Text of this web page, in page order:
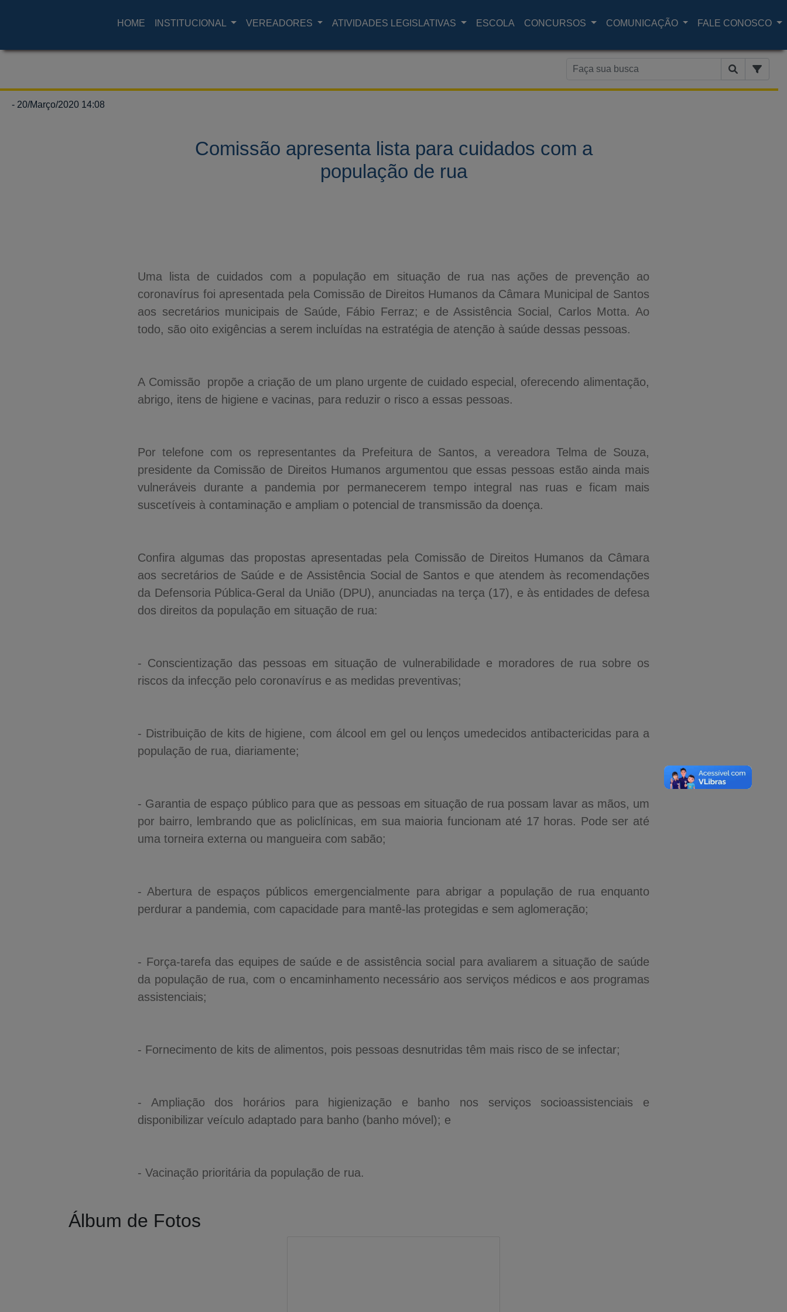
HOME INSTITUCIONAL VEREADORES ATIVIDADES LEGISLATIVAS ESCOLA CONCURSOS COMUNICAÇÃO FALE CONOSCO
- 20/Março/2020 14:08
Comissão apresenta lista para cuidados com a
população de rua
Uma lista de cuidados com a população em situação de rua nas ações de prevenção ao
coronavírus foi apresentada pela Comissão de Direitos Humanos da Câmara Municipal de Santos
aos secretários municipais de Saúde, Fábio Ferraz; e de Assistência Social, Carlos Motta. Ao
todo, são oito exigências a serem incluídas na estratégia de atenção à saúde dessas pessoas.
A Comissão propõe a criação de um plano urgente de cuidado especial, oferecendo alimentação,
abrigo, itens de higiene e vacinas, para reduzir o risco a essas pessoas.
Por telefone com os representantes da Prefeitura de Santos, a vereadora Telma de Souza,
presidente da Comissão de Direitos Humanos argumentou que essas pessoas estão ainda mais
vulneráveis durante a pandemia por permanecerem tempo integral nas ruas e ficam mais
suscetíveis à contaminação e ampliam o potencial de transmissão da doença.
Confira algumas das propostas apresentadas pela Comissão de Direitos Humanos da Câmara
aos secretários de Saúde e de Assistência Social de Santos e que atendem às recomendações
da Defensoria Pública-Geral da União (DPU), anunciadas na terça (17), e às entidades de defesa
dos direitos da população em situação de rua:
- Conscientização das pessoas em situação de vulnerabilidade e moradores de rua sobre os
riscos da infecção pelo coronavírus e as medidas preventivas;
- Distribuição de kits de higiene, com álcool em gel ou lenços umedecidos antibactericidas para a
população de rua, diariamente;
- Garantia de espaço público para que as pessoas em situação de rua possam lavar as mãos, um
por bairro, lembrando que as policlínicas, em sua maioria funcionam até 17 horas. Pode ser até
uma torneira externa ou mangueira com sabão;
- Abertura de espaços públicos emergencialmente para abrigar a população de rua enquanto
perdurar a pandemia, com capacidade para mantê-las protegidas e sem aglomeração;
- Força-tarefa das equipes de saúde e de assistência social para avaliarem a situação de saúde
da população de rua, com o encaminhamento necessário aos serviços médicos e aos programas
assistenciais;
- Fornecimento de kits de alimentos, pois pessoas desnutridas têm mais risco de se infectar;
- Ampliação dos horários para higienização e banho nos serviços socioassistenciais e
disponibilizar veículo adaptado para banho (banho móvel); e
- Vacinação prioritária da população de rua.
Álbum de Fotos